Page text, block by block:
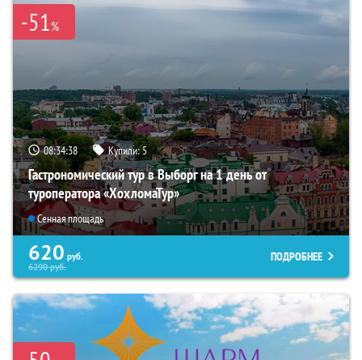
-51%
08:34:36 Купили:5
Гастрономический тур в Выборг на 1 день от
туроператора «ХохломаТур»
Сенная площадь
620 руб.
6290руб.
ПОДРОБНЕЕ